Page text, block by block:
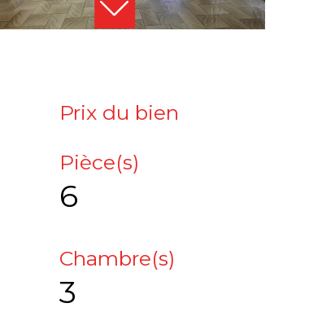
Prix du bien
Pièce(s)
6
Chambre(s)
3